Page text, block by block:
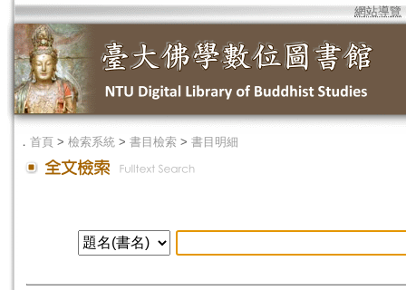
網站導覽
． 首頁 > 檢索系統 > 書目檢索 > 書目明細